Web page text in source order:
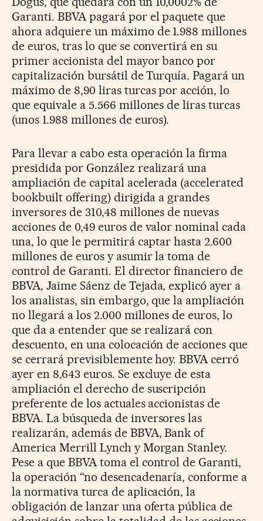
Garanti. BBVA pagará por el paquete que
ahora adquiere un máximo de 1.988 millones
de euros, tras lo que se convertirá en su
primer accionista del mayor banco por
capitalización bursátil de Turquía. Pagará un
máximo de 8,90 liras turcas por acción, lo
que equivale a 5.566 millones de liras turcas
(unos 1.988 millones de euros).
Para llevar a cabo esta operación la firma
presidida por González realizará una
ampliación de capital acelerada (accelerated
bookbuilt offering) dirigida a grandes
inversores de 310,48 millones de nuevas
acciones de 0,49 euros de valor nominal cada
una, lo que le permitirá captar hasta 2.600
millones de euros y asumir la toma de
control de Garanti. El director financiero de
BBVA, Jaime Sáenz de Tejada, explicó ayer a
los analistas, sin embargo, que la ampliación
no llegará a los 2.000 millones de euros, lo
que da a entender que se realizará con
descuento, en una colocación de acciones que
se cerrará previsiblemente hoy. BBVA cerró
ayer en 8,643 euros. Se excluye de esta
ampliación el derecho de suscripción
preferente de los actuales accionistas de
BBVA. La búsqueda de inversores las
realizarán, además de BBVA, Bank of
America Merrill Lynch y Morgan Stanley.
Pese a que BBVA toma el control de Garanti,
la operación “no desencadenaría, conforme a
la normativa turca de aplicación, la
obligación de lanzar una oferta pública de